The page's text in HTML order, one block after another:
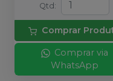
Qtd :
Comprar
Comprar via
WhatsApp